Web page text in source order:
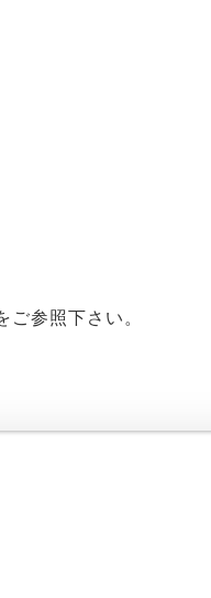
ご参照下さい。